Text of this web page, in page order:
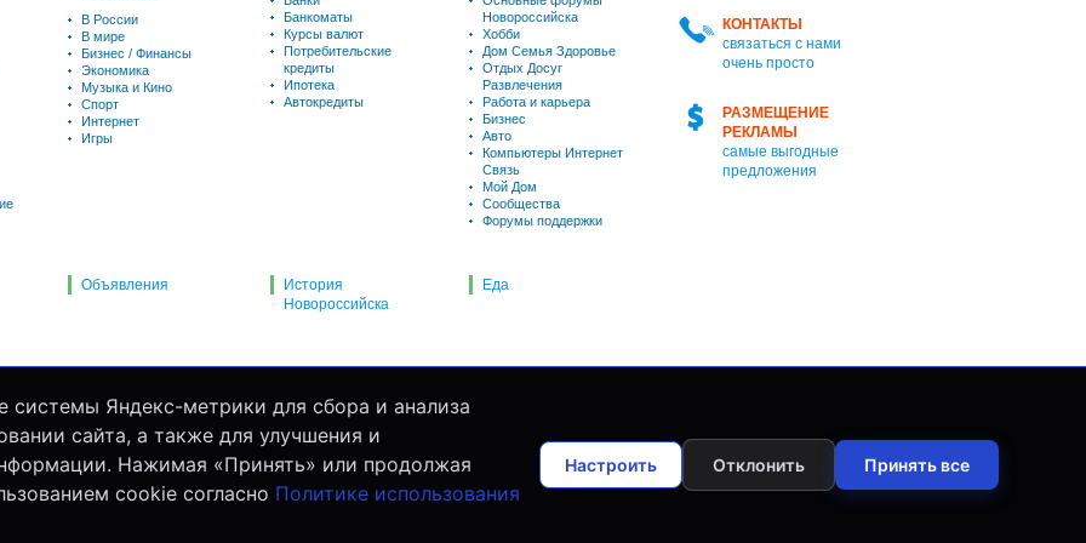
КОНТАКТЫ
связаться с нами
очень просто
РАЗМЕЩЕНИЕ
РЕКЛАМЫ
самые выгодные
предложения
В России
В мире
Бизнес / Финансы
Экономика
Музыка и Кино
Спорт
Интернет
Игры
Банкоматы
Курсы валют
Потребительские
кредиты
Ипотека
Автокредиты
Новороссийска
Хобби
Дом Семья Здоровье
Отдых Досуг
Развлечения
Работа и карьера
Бизнес
Авто
Компьютеры Интернет
Связь
Мой Дом
Сообщества
Форумы поддержки
Объявления
История
Новороссийска
Еда
Яндекс-метрики для сбора и анализа
сайта, а также для улучшения и
Нажимая «Принять» или продолжая
cookie согласно Политике использования
Настроить Отклонить Принять все